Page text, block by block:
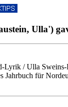
Ulla')
Lyrik / Ulla Sweins-
Jahrbuch für